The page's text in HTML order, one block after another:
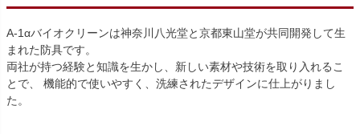
A-1αバイオクリーンは神奈川八光堂と京都東山堂が共同開発して生
まれた防具です。
両社が持つ経験と知識を生かし、新しい素材や技術を取り入れるこ
とで、 機能的で使いやすく、洗練されたデザインに仕上がりまし
た。